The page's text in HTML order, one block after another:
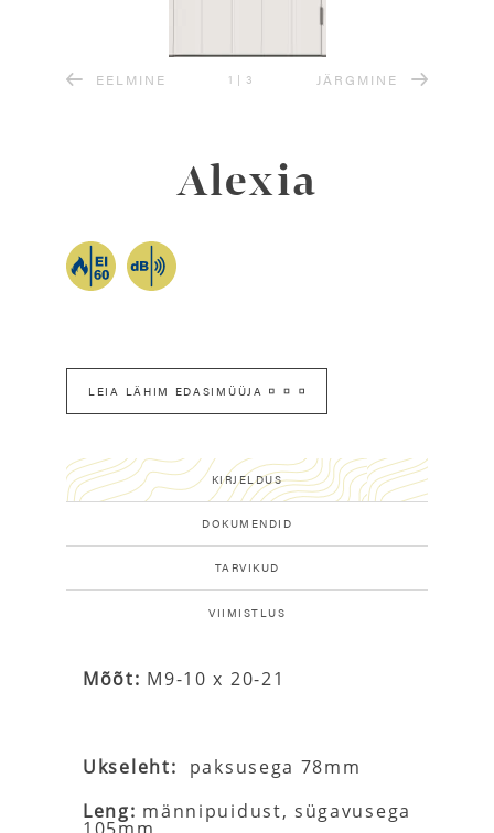
EELMINE 1 | 3 JÄRGMINE
Alexia
LEIA LÄHIM EDASIMÜÜJA
KIRJELDUS
DOKUMENDID
TARVIKUD
VIIMISTLUS
Mõõt: M9-10 x 20-21
Ukseleht: paksusega 78mm
Leng: männipuidust, sügavusega